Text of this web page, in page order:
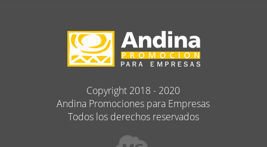
Copyright 2018 - 2020
Andina Promociones para Empresas
Todos los derechos reservados